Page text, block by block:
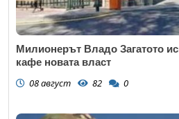
Милионерът Владо Загатото
кафе новата власт
08 август 82 0